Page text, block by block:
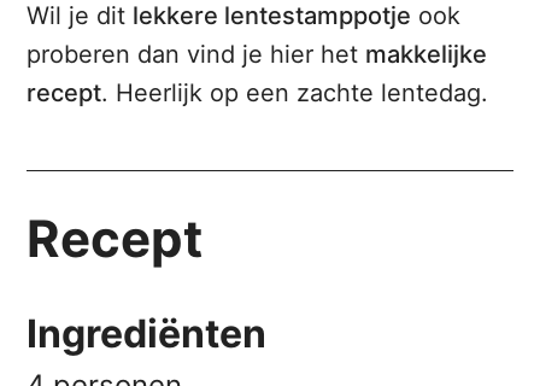
Wil je dit lekkere lentestamppotje ook
proberen dan vind je hier het makkelijke
recept. Heerlijk op een zachte lentedag.
Recept
Ingrediënten